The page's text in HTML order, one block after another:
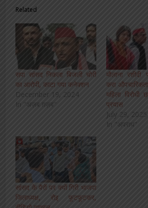
Related
सपा सांसद निकला बिजली चोरी
का आरोपी, काटा गया कनेक्शन
December 19, 2024
In "अज़ब ग़ज़ब"
मौलाना
करा
महिला
प्रयास
July 29, 2025
In "अपराध"
सांसद के पैरों पर क्यों गिरी भाजपा
जिलाध्यक्ष, रोइ फूटफूटकर,